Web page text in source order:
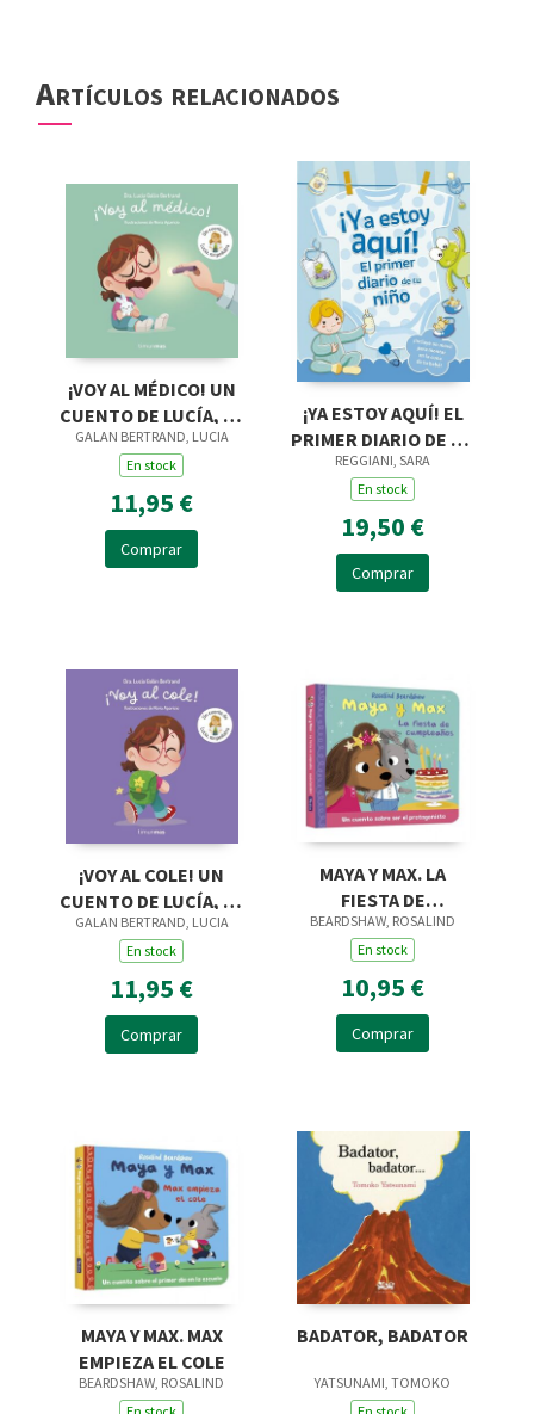
Artículos relacionados
¡VOY AL MÉDICO! UN
CUENTO DE LUCÍA, MI
PEDIATRA
GALAN BERTRAND, LUCIA
En stock
11,95 €
Comprar
¡YA ESTOY AQUÍ! EL
PRIMER DIARIO DE TU
NIÑO
REGGIANI, SARA
En stock
19,50 €
Comprar
¡VOY AL COLE! UN
CUENTO DE LUCÍA, MI
PEDIATRA
GALAN BERTRAND, LUCIA
En stock
11,95 €
Comprar
MAYA Y MAX. LA
FIESTA DE
CUMPLEAÑOS
BEARDSHAW, ROSALIND
En stock
10,95 €
Comprar
MAYA Y MAX. MAX
EMPIEZA EL COLE
BEARDSHAW, ROSALIND
BADATOR, BADATOR
YATSUNAMI, TOMOKO